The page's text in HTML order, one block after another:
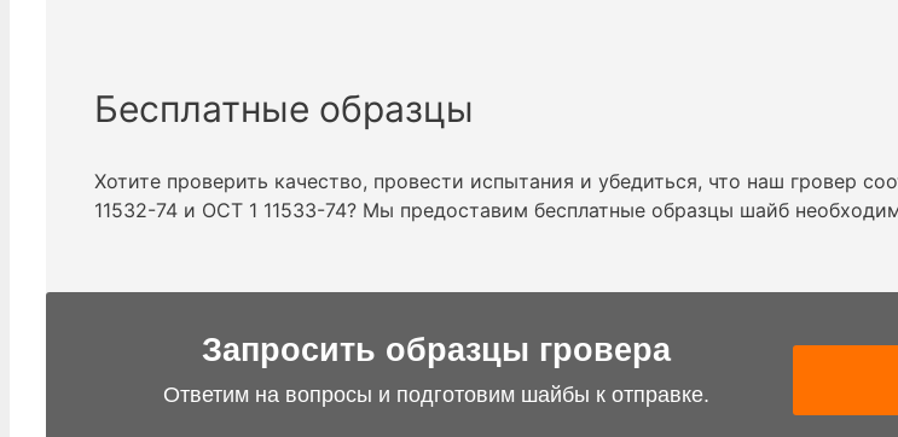
Бесплатные образцы
Хотите проверить качество, провести испытания и убедиться, что наш гровер
11532-74 и ОСТ 1 11533-74? Мы предоставим бесплатные образцы шайб
Запросить образцы гровера
Ответим на вопросы и подготовим шайбы к отправке.